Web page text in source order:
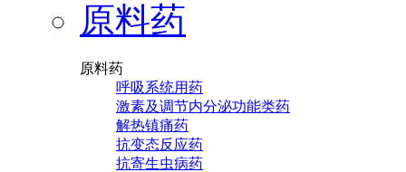
原料药
原料药
呼吸系统用药
激素及调节内分泌功能类药
解热镇痛药
抗变态反应药
抗寄生虫病药